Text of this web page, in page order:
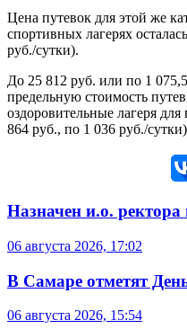
Цена путевок для этой же
спортивных лагерях
руб./сутки).
До 25 812 руб. или по 1
предельную стоимость
оздоровительные лагеря
864 руб., по 1 036 руб./
Назначен и.о.
06 августа 2026, 17:02
В Самаре отметят
06 августа 2026, 15:54